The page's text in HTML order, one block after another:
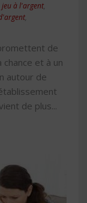
jeu à l'argent
de
chance et à un
autour de
de plus...